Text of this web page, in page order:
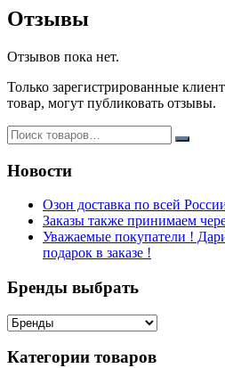
Отзывы
Отзывов пока нет.
Только зарегистрированные
товар, могут публиковать отзывы.
Новости
Озон доставка по всей
Заказы также принимаем
Уважаемые покупатели !
подарок в заказе !
Бренды выбрать
Категории товаров